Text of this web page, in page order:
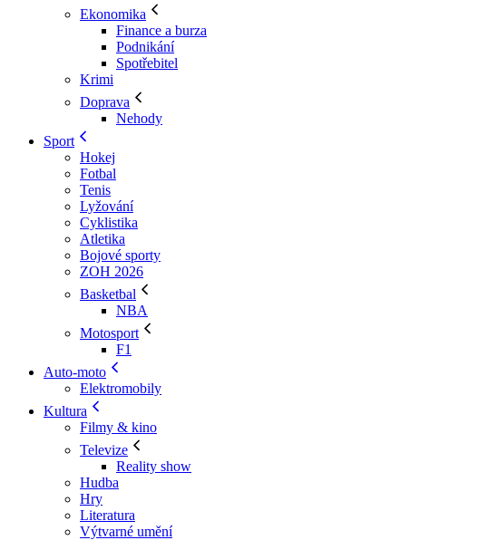
Ekonomika
Finance a burza
Podnikání
Spotřebitel
Krimi
Doprava
Nehody
Sport
Hokej
Fotbal
Tenis
Lyžování
Cyklistika
Atletika
Bojové sporty
ZOH 2026
Basketbal
NBA
Motosport
F1
Auto-moto
Elektromobily
Kultura
Filmy & kino
Televize
Reality show
Hudba
Hry
Literatura
Výtvarné umění